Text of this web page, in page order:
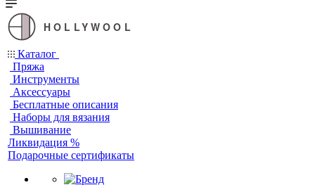
HOLLYWOOL
Каталог
Пряжа
Инструменты
Аксессуары
Бесплатные описания
Наборы для вязания
Вышивание
Ликвидация %
Подарочные сертификаты